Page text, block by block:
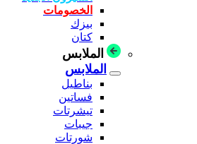
الخصومات
بيزك
كتان
الملابس
الملابس
بناطيل
فساتين
تيشرتات
جيبات
شورتات